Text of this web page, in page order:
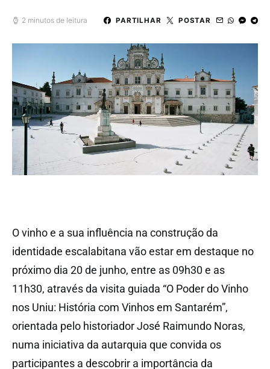
2 minutos de leitura PARTILHAR POSTAR
O vinho e a sua influência na construção da
identidade escalabitana vão estar em destaque no
próximo dia 20 de junho, entre as 09h30 e as
11h30, através da visita guiada “O Poder do Vinho
nos Uniu: História com Vinhos em Santarém”,
orientada pelo historiador José Raimundo Noras,
numa iniciativa da autarquia que convida os
participantes a descobrir a importância da